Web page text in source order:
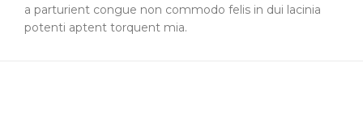
a parturient congue non commodo felis in dui lacinia
potenti aptent torquent mia.